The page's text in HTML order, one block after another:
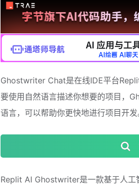
Ghostwriter Chat是在线IDE平台
要使用自然语言描述你想要的项目，
语言，可以帮助你更快地进行项目开发
Replit AI Ghostwriter是一款基于人工